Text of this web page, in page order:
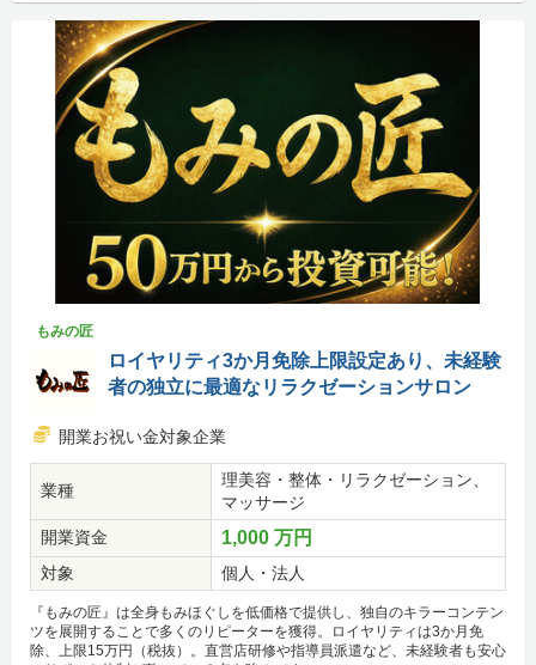
もみの匠
ロイヤリティ3か月免除上限設定あり、未経験
者の独立に最適なリラクゼーションサロン
開業お祝い金対象企業
業種
理美容・整体・リラクゼーション、
マッサージ
開業資金
1,000 万円
対象 個人・法人
『もみの匠』は全身もみほぐしを低価格で提供し、独自のキラーコンテン
ツを展開することで多くのリピーターを獲得。ロイヤリティは3か月免
除、上限15万円（税抜）。直営店研修や指導員派遣など、未経験者も安心